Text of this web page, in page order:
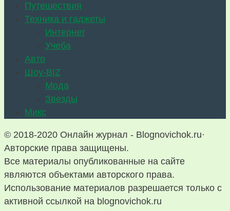
Путешествия
Техника и гаджеты
Интернет
Учеба
Авто
Шоу-BIZ
Мода
Звезды
Микс
© 2018-2020 Онлайн журнал - Blognovichok.ru·
Авторские права защищены.
Все материалы опубликованные на сайте
являются объектами авторского права.
Использование материалов разрешается только с
активной ссылкой на blognovichok.ru